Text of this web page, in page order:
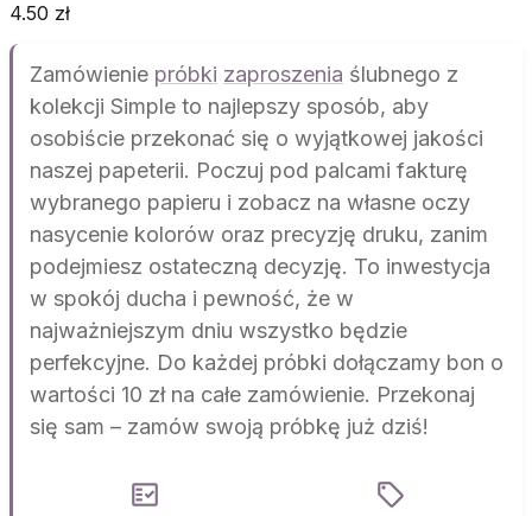
4.50 zł
Zamówienie próbki zaproszenia ślubnego z
kolekcji Simple to najlepszy sposób, aby
osobiście przekonać się o wyjątkowej jakości
naszej papeterii. Poczuj pod palcami fakturę
wybranego papieru i zobacz na własne oczy
nasycenie kolorów oraz precyzję druku, zanim
podejmiesz ostateczną decyzję. To inwestycja
w spokój ducha i pewność, że w
najważniejszym dniu wszystko będzie
perfekcyjne. Do każdej próbki dołączamy bon o
wartości 10 zł na całe zamówienie. Przekonaj
się sam – zamów swoją próbkę już dziś!
fact_check local_offer